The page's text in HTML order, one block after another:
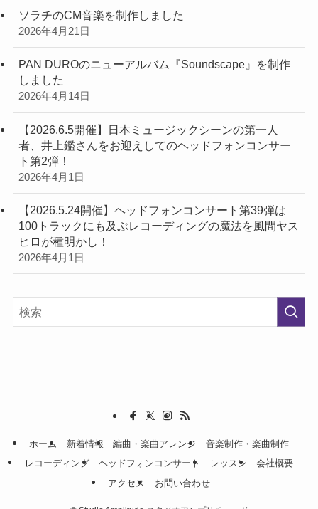
ソラチのCM音楽を制作しました
2026年4月21日
PAN DUROのニューアルバム『Soundscape』を制作
しました
2026年4月14日
【2026.6.5開催】日本ミュージックシーンの第一人
者、井上鑑さんをお迎えしてのヘッドフォンコンサー
ト第2弾！
2026年4月1日
【2026.5.24開催】ヘッドフォンコンサート第39弾は
100トラックにも及ぶレコーディングの魔法を風間ヤス
ヒロが種明かし！
2026年4月1日
ホーム 新着情報 編曲・楽曲アレンジ
音楽制作・楽曲制作
レコーディング
ヘッドフォンコンサート レッスン
会社概要
アクセス
お問い合わせ